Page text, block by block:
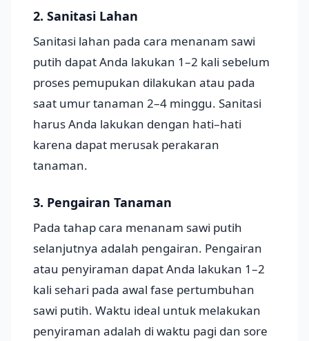
2. Sanitasi Lahan
Sanitasi lahan pada cara menanam sawi
putih dapat Anda lakukan 1–2 kali sebelum
proses pemupukan dilakukan atau pada
saat umur tanaman 2–4 minggu. Sanitasi
harus Anda lakukan dengan hati–hati
karena dapat merusak perakaran
tanaman.
3. Pengairan Tanaman
Pada tahap cara menanam sawi putih
selanjutnya adalah pengairan. Pengairan
atau penyiraman dapat Anda lakukan 1–2
kali sehari pada awal fase pertumbuhan
sawi putih. Waktu ideal untuk melakukan
penyiraman adalah di waktu pagi dan sore